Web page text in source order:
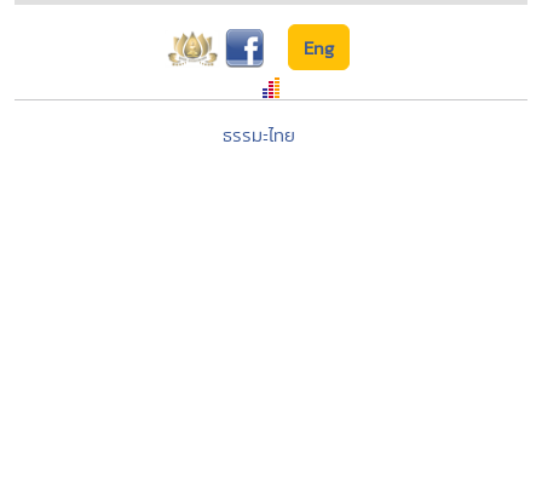
Eng
ธรรมะไทย